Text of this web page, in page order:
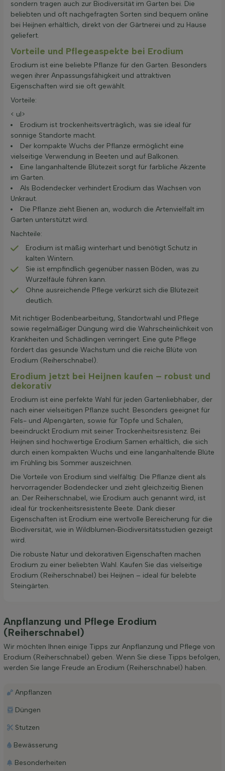
sondern tragen auch zur Biodiversität im Garten bei. Die
beliebten und oft nachgefragten Sorten sind bequem online
bei Heijnen erhältlich, direkt von der Gärtnerei und zu Hause
geliefert.
Vorteile und Pflegeaspekte bei Erodium
Erodium ist eine beliebte Pflanze für den Garten. Besonders
wegen ihrer Anpassungsfähigkeit und attraktiven
Eigenschaften wird sie oft gewählt.
Vorteile:
< ul>
Erodium ist trockenheitsverträglich, was sie ideal für
sonnige Standorte macht.
Der kompakte Wuchs der Pflanze ermöglicht eine
vielseitige Verwendung in Beeten und auf Balkonen.
Eine langanhaltende Blütezeit sorgt für farbliche Akzente
im Garten.
Als Bodendecker verhindert Erodium das Wachsen von
Unkraut.
Die Pflanze zieht Bienen an, wodurch die Artenvielfalt im
Garten unterstützt wird.
Nachteile:
Erodium ist mäßig winterhart und benötigt Schutz in
kalten Wintern.
Sie ist empfindlich gegenüber nassen Böden, was zu
Wurzelfäule führen kann.
Ohne ausreichende Pflege verkürzt sich die Blütezeit
deutlich.
Mit richtiger Bodenbearbeitung, Standortwahl und Pflege
sowie regelmäßiger Düngung wird die Wahrscheinlichkeit von
Krankheiten und Schädlingen verringert. Eine gute Pflege
fördert das gesunde Wachstum und die reiche Blüte von
Erodium (Reiherschnabel).
Erodium jetzt bei Heijnen kaufen – robust und
dekorativ
Erodium ist eine perfekte Wahl für jeden Gartenliebhaber, der
nach einer vielseitigen Pflanze sucht. Besonders geeignet für
Fels- und Alpengärten, sowie für Töpfe und Schalen,
beeindruckt Erodium mit seiner Trockenheitsresistenz. Bei
Heijnen sind hochwertige Erodium Samen erhältlich, die sich
durch einen kompakten Wuchs und eine langanhaltende Blüte
im Frühling bis Sommer auszeichnen.
Die Vorteile von Erodium sind vielfältig: Die Pflanze dient als
hervorragender Bodendecker und zieht gleichzeitig Bienen
an. Der Reiherschnabel, wie Erodium auch genannt wird, ist
ideal für trockenheitsresistente Beete. Dank dieser
Eigenschaften ist Erodium eine wertvolle Bereicherung für die
Biodiversität, wie in Wildblumen‑Biodiversitätsstudien gezeigt
wird.
Die robuste Natur und dekorativen Eigenschaften machen
Erodium zu einer beliebten Wahl. Kaufen Sie das vielseitige
Erodium (Reiherschnabel) bei Heijnen – ideal für belebte
Steingärten.
Anpflanzung und Pflege Erodium
(Reiherschnabel)
Wir möchten Ihnen einige Tipps zur Anpflanzung und Pflege von
Erodium (Reiherschnabel) geben. Wenn Sie diese Tipps befolgen,
werden Sie lange Freude an Erodium (Reiherschnabel) haben.
Anpflanzen
Düngen
Stutzen
Bewässerung
Besonderheiten